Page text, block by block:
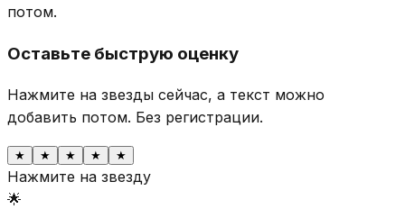
потом.
Оставьте быструю оценку
Нажмите на звезды сейчас, а текст можно
добавить потом. Без регистрации.
★ ★ ★ ★ ★
Нажмите на звезду
🌟